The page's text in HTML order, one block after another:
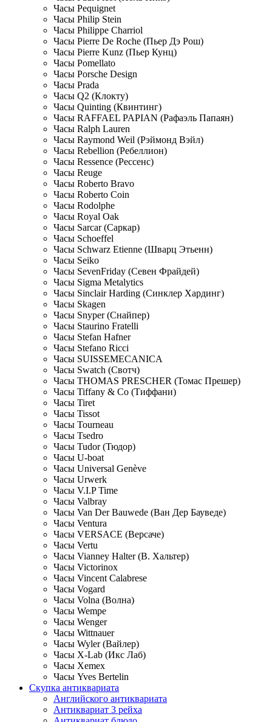
Часы Pequignet
Часы Philip Stein
Часы Philippe Charriol
Часы Pierre De Roche (Пьер Дэ Рош)
Часы Pierre Kunz (Пьер Кунц)
Часы Pomellato
Часы Porsche Design
Часы Prada
Часы Q2 (Клокту)
Часы Quinting (Квинтинг)
Часы RAFFAEL PAPIAN (Рафаэль Папаян)
Часы Ralph Lauren
Часы Raymond Weil (Рэймонд Вэйл)
Часы Rebellion (Ребеллион)
Часы Ressence (Рессенс)
Часы Reuge
Часы Roberto Bravo
Часы Roberto Coin
Часы Rodolphe
Часы Royal Oak
Часы Sarcar (Саркар)
Часы Schoeffel
Часы Schwarz Etienne (Шварц Этьенн)
Часы Seiko
Часы SevenFriday (Севен Фрайдей)
Часы Sigma Metalytics
Часы Sinclair Harding (Синклер Хардинг)
Часы Skagen
Часы Snyper (Снайпер)
Часы Staurino Fratelli
Часы Stefan Hafner
Часы Stefano Ricci
Часы SUISSEMECANICA
Часы Swatch (Свотч)
Часы THOMAS PRESCHER (Томас Прешер)
Часы Tiffany & Co (Тиффани)
Часы Tiret
Часы Tissot
Часы Tourneau
Часы Tsedro
Часы Tudor (Тюдор)
Часы U-boat
Часы Universal Genève
Часы Urwerk
Часы V.I.P Time
Часы Valbray
Часы Van Der Bauwede (Ван Дер Бауведе)
Часы Ventura
Часы VERSACE (Версаче)
Часы Vertu
Часы Vianney Halter (В. Хальтер)
Часы Victorinox
Часы Vincent Calabrese
Часы Vogard
Часы Volna (Волна)
Часы Wempe
Часы Wenger
Часы Wittnauer
Часы Wyler (Вайлер)
Часы X-Lab (Икс Лаб)
Часы Xemex
Часы Yves Bertelin
Скупка антиквариата
Английского антиквариата
Антиквариат 3 рейха